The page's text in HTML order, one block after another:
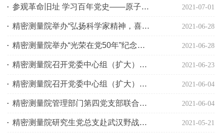
参观革命旧址 学习百年党史——原子分子光物理学科党支部与精密测量物理学科党支部联合开展党员干部教育学习活动 2021-07-01
精密测量院举办“弘扬科学家精神，喜迎建党百年”活动 2021-06-28
精密测量院举办“光荣在党50年”纪念章颁发仪式 2021-06-28
精密测量院召开党委中心组（扩大）学习研讨会暨党委委员讲党史系列第三场报告会 2021-06-23
精密测量院召开党委中心组（扩大）学习研讨会暨党委委员讲党史系列第二场报告会 2021-06-04
精密测量院管理部门第四党支部联合精密科学仪器党支部组织开展“人人都是发展环境”主题党日活动 2021-06-04
精密测量院研究生党总支赴武汉野战国防园开展红色革命传统教育活动 2021-05-21